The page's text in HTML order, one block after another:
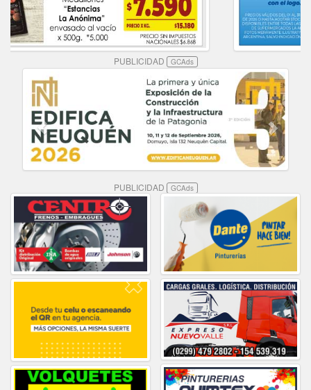
PUBLICIDAD GCAds
PUBLICIDAD GCAds